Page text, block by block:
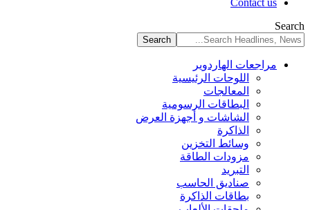
Contact us
Search
مراجعات الهاردوير
اللوحات الرئيسية
المعالجات
البطاقات الرسومية
الشاشات و أجهزة العرض
الذاكرة
وسائط التخزين
مزودات الطاقة
التبريد
صناديق الحاسب
بطاقات الذاكرة